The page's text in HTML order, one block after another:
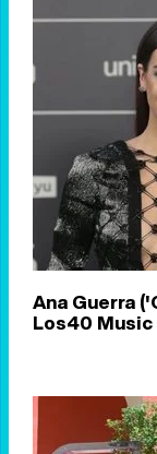
Ana Guerra
Los40 Music